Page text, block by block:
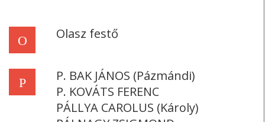
O Olasz festő
P
P. BAK JÁNOS (Pázmándi)
P. KOVÁTS FERENC
PÁLLYA CAROLUS (Károly)